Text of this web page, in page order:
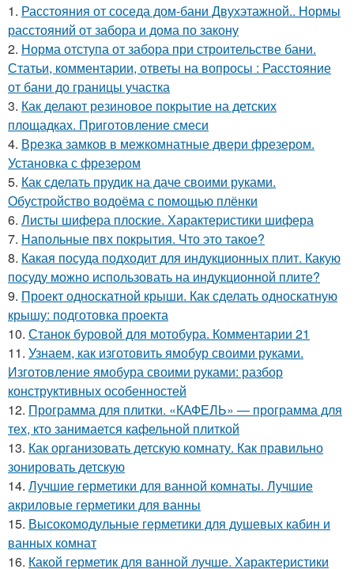
1. Расстояния от соседа дом-бани Двухэтажной.. Нормы
расстояний от забора и дома по закону
2. Норма отступа от забора при строительстве бани.
Статьи, комментарии, ответы на вопросы : Расстояние
от бани до границы участка
3. Как делают резиновое покрытие на детских
площадках. Приготовление смеси
4. Врезка замков в межкомнатные двери фрезером.
Установка с фрезером
5. Как сделать прудик на даче своими руками.
Обустройство водоёма с помощью плёнки
6. Листы шифера плоские. Характеристики шифера
7. Напольные пвх покрытия. Что это такое?
8. Какая посуда подходит для индукционных плит. Какую
посуду можно использовать на индукционной плите?
9. Проект односкатной крыши. Как сделать односкатную
крышу: подготовка проекта
10. Станок буровой для мотобура. Комментарии 21
11. Узнаем, как изготовить ямобур своими руками.
Изготовление ямобура своими руками: разбор
конструктивных особенностей
12. Программа для плитки. «КАФЕЛЬ» — программа для
тех, кто занимается кафельной плиткой
13. Как организовать детскую комнату. Как правильно
зонировать детскую
14. Лучшие герметики для ванной комнаты. Лучшие
акриловые герметики для ванны
15. Высокомодульные герметики для душевых кабин и
ванных комнат
16. Какой герметик для ванной лучше. Характеристики